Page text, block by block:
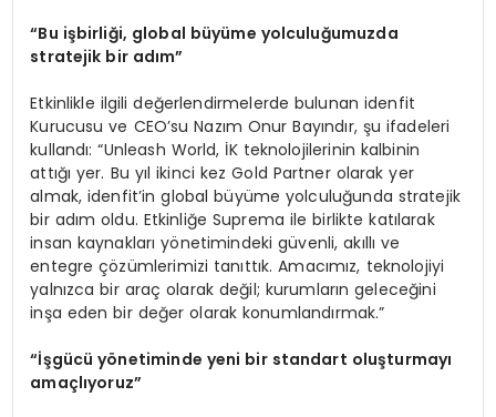
“Bu işbirliği, global büyüme yolculuğumuzda
stratejik bir adım”
Etkinlikle ilgili değerlendirmelerde bulunan idenfit
Kurucusu ve CEO’su Nazım Onur Bayındır, şu ifadeleri
kullandı: “Unleash World, İK teknolojilerinin kalbinin
attığı yer. Bu yıl ikinci kez Gold Partner olarak yer
almak, idenfit’in global büyüme yolculuğunda stratejik
bir adım oldu. Etkinliğe Suprema ile birlikte katılarak
insan kaynakları yönetimindeki güvenli, akıllı ve
entegre çözümlerimizi tanıttık. Amacımız, teknolojiyi
yalnızca bir araç olarak değil; kurumların geleceğini
inşa eden bir değer olarak konumlandırmak.”
“İşgücü yönetiminde yeni bir standart oluşturmayı
amaçlıyoruz”